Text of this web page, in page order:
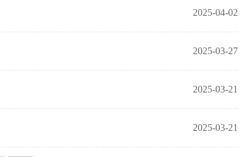
2025-04-02
2025-03-27
2025-03-21
2025-03-21